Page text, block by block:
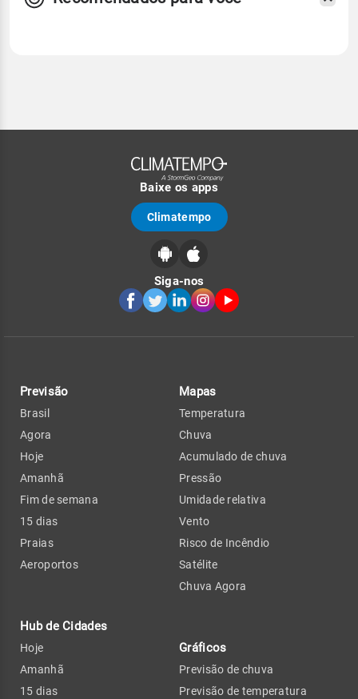
Baixe os apps
Climatempo
Siga-nos
Previsão
Brasil
Agora
Hoje
Amanhã
Fim de semana
15 dias
Praias
Aeroportos
Hub de Cidades
Hoje
Amanhã
15 dias
Mapas
Temperatura
Chuva
Acumulado de chuva
Pressão
Umidade relativa
Vento
Risco de Incêndio
Satélite
Chuva Agora
Gráficos
Previsão de chuva
Previsão de temperatura